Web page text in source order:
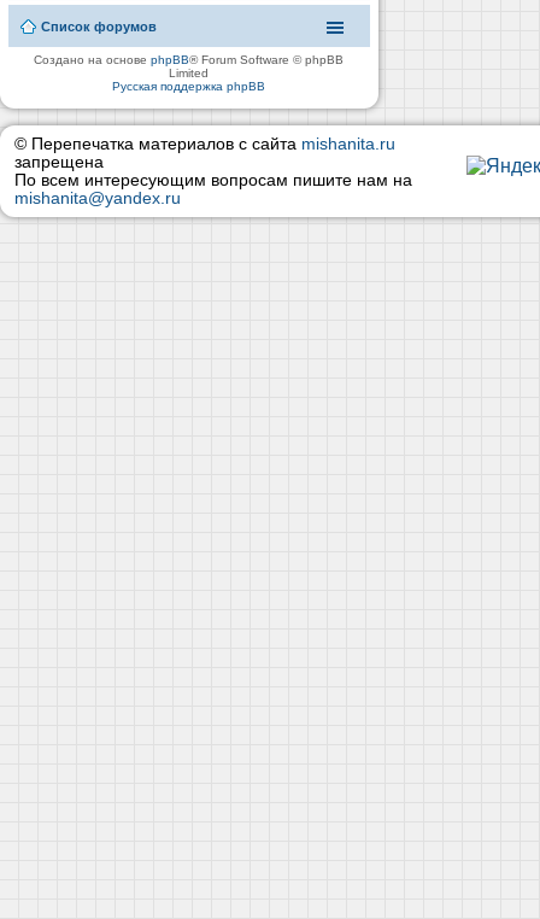
Список форумов
Создано на основеphpBB® Forum Software © phpBB
Limited
Русская поддержка phpBB
© Перепечатка материалов с сайта mishanita.ru
запрещена
По всем интересующим вопросам пишите нам на
mishanita@yandex.ru